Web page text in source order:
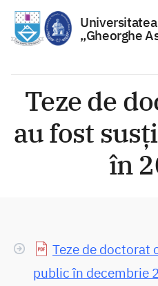
conținut
„Gheorghe
Teze de
au fost
în
Teze de doctorat
public în decembrie